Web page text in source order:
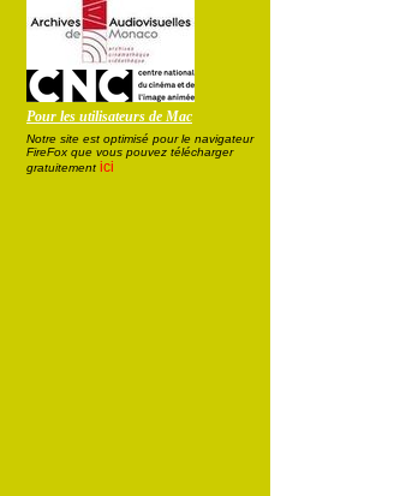
Pour les utilisateurs de Mac
Notre site est optimisé pour le navigateur
FireFox que vous pouvez télécharger
gratuitement ici